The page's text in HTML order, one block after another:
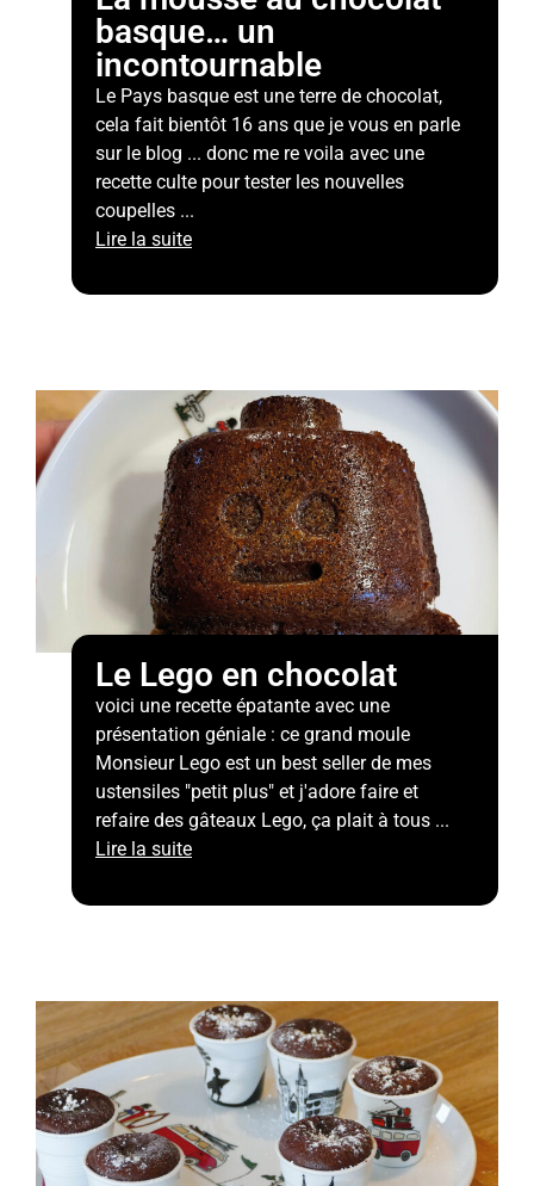
basque… un
incontournable
Le Pays basque est une terre de chocolat,
cela fait bientôt 16 ans que je vous en parle
sur le blog ... donc me re voila avec une
recette culte pour tester les nouvelles
coupelles ...
Lire la suite
Le Lego en chocolat
voici une recette épatante avec une
présentation géniale : ce grand moule
Monsieur Lego est un best seller de mes
ustensiles "petit plus" et j'adore faire et
refaire des gâteaux Lego, ça plait à tous ...
Lire la suite